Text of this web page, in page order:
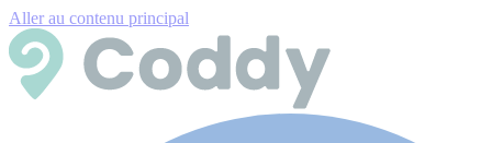
Aller au contenu principal